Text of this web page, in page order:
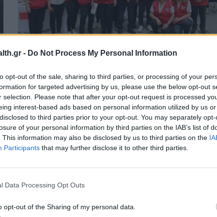
- Do Not Process My Personal Information
opt-out of the sale, sharing to third parties, or processing of your
for targeted advertising by us, please use the below opt-out
selection. Please note that after your opt-out request is processed
interest-based ads based on personal information utilized by us
to third parties prior to your opt-out. You may separately
of your personal information by third parties on the IAB’s list of
This information may also be disclosed by us to third parties on the
Participants that may further disclose it to other third parties.
Data Processing Opt Outs
opt-out of the Sharing of my personal data.
19/05/2025 - 12:39
Ιερέας στη Λήμνο έσωσε δίχρονο παιδί
εφαρμόζοντας την εκπαίδευση
Βοηθειών από τον Ερυθρό Σταυρό